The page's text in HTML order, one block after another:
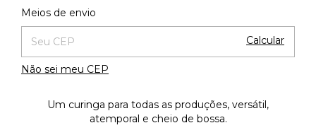
Entregas para o CEP:
Meios de envio
Calcular
Não sei meu CEP
Um curinga para todas as produções, versátil,
atemporal e cheio de bossa.